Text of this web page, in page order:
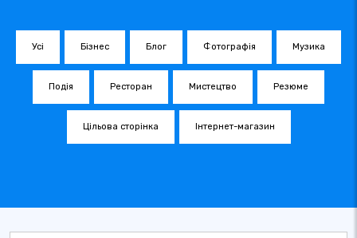
Усі Бізнес Блог Фотографія Музика
Подія Ресторан Мистецтво Резюме
Цільова сторінка Інтернет-магазин